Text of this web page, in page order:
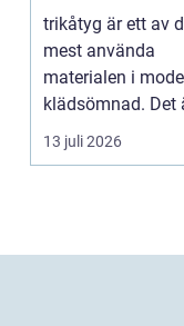
trikåtyg är ett av
mest använda
materialen i
klädsömnad. Det
mjukt, elastiskt och
formb...
13 juli 2026